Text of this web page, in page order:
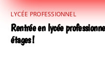
LYCÉE PROFESSIONNEL
Rentrée en lycée
étages !